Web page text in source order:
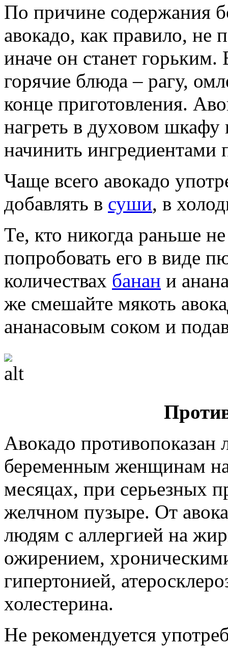
По причине содержания
авокадо, как правило, не
иначе он станет горьким.
горячие блюда – рагу,
конце приготовления.
нагреть в духовом шкафу
начинить ингредиентами
Чаще всего авокадо
добавлять в суши, в
Те, кто никогда раньше
попробовать его в виде
количествах банан и
же смешайте мякоть
ананасовым соком и
Авокадо
беременным женщинам
месяцах, при серьезных
желчном пузыре. От
людям с аллергией на
ожирением,
гипертонией,
холестерина.
Не рекомендуется